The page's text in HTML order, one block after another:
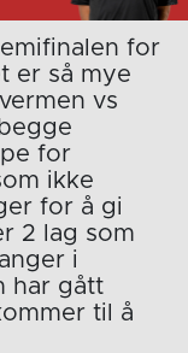
for
er så mye
vs
for
ikke
for å gi
2 lag som
i
har gått
til å